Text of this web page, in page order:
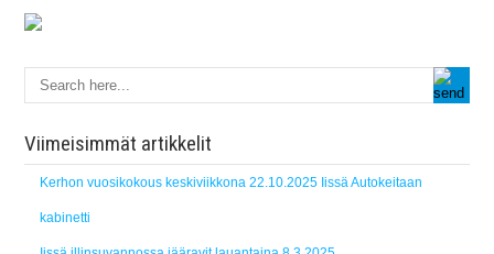
Viimeisimmät artikkelit
Kerhon vuosikokous keskiviikkona 22.10.2025 Iissä Autokeitaan
kabinetti